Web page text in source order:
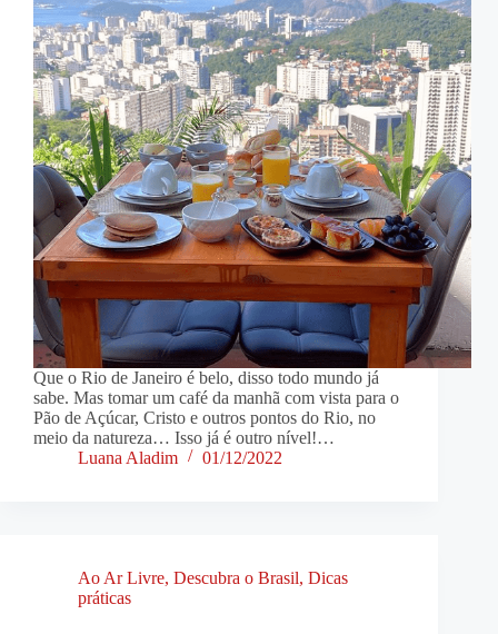
Que o Rio de Janeiro é belo, disso todo mundo já
sabe. Mas tomar um café da manhã com vista para o
Pão de Açúcar, Cristo e outros pontos do Rio, no
meio da natureza… Isso já é outro nível!…
Luana Aladim
01/12/2022
Ao Ar Livre, Descubra o Brasil, Dicas
práticas